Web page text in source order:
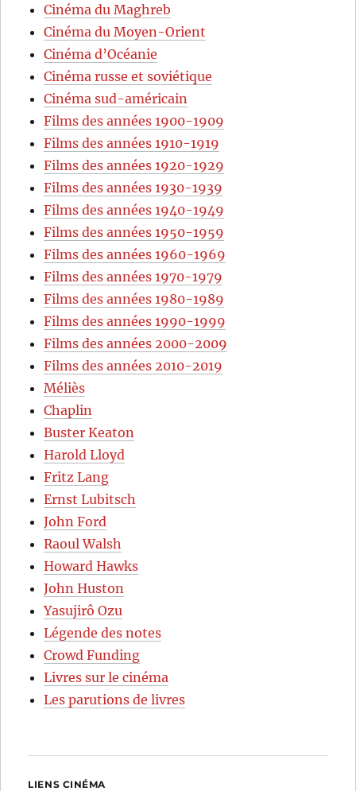
Cinéma du Maghreb
Cinéma du Moyen-Orient
Cinéma d’Océanie
Cinéma russe et soviétique
Cinéma sud-américain
Films des années 1900-1909
Films des années 1910-1919
Films des années 1920-1929
Films des années 1930-1939
Films des années 1940-1949
Films des années 1950-1959
Films des années 1960-1969
Films des années 1970-1979
Films des années 1980-1989
Films des années 1990-1999
Films des années 2000-2009
Films des années 2010-2019
Méliès
Chaplin
Buster Keaton
Harold Lloyd
Fritz Lang
Ernst Lubitsch
John Ford
Raoul Walsh
Howard Hawks
John Huston
Yasujirô Ozu
Légende des notes
Crowd Funding
Livres sur le cinéma
Les parutions de livres
LIENS CINÉMA